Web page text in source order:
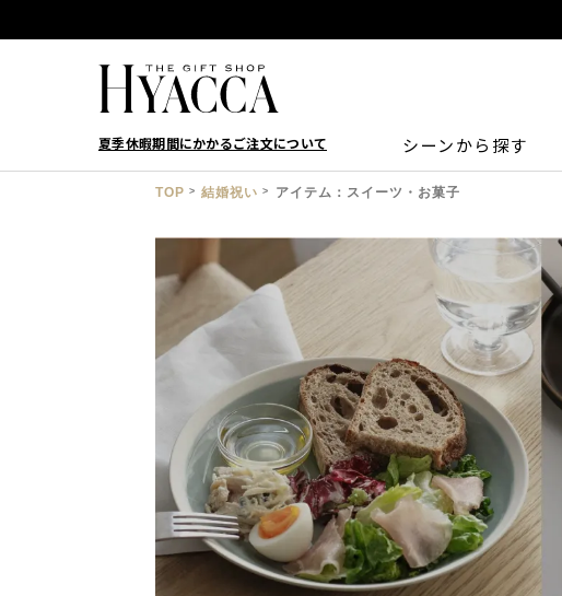
シーンから探す
TOP 結婚祝い アイテム：スイーツ・お菓子
夏季休暇期間にかかるご注文について